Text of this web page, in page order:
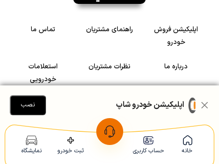
خانه حساب کاربری ثبت خودرو نمایشگاه
اپلیکیشن فروش
خودرو
راهنمای مشتریان تماس ما
درباره ما نظرات مشتریان
استعلامات
خودرویی
سرمایه گذاری در
رضایت مشتریان
Copyright © 2005-2026 Khodroshop.ir
اپلیکیشن خودرو شاپ نصب